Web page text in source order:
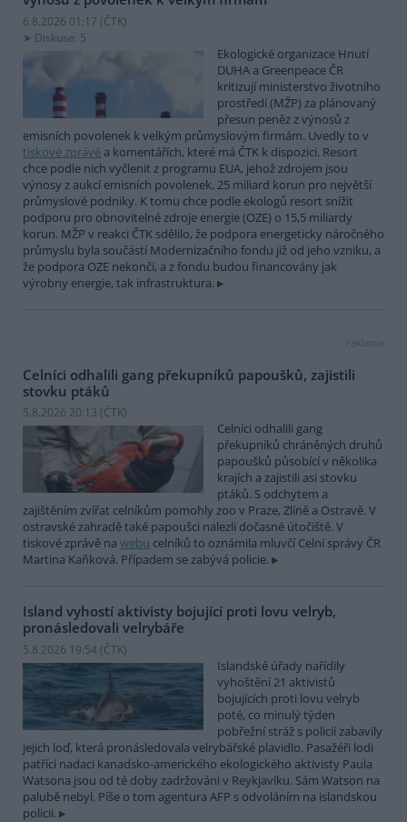
6.8.2026 01:17 (ČTK)
Diskuse: 5
Ekologické organizace Hnutí
DUHA a Greenpeace ČR
kritizují ministerstvo životního
prostředí (MŽP) za plánovaný
přesun peněz z výnosů z
emisních povolenek k velkým průmyslovým firmám. Uvedly to v
tiskové zprávě a komentářích, které má ČTK k dispozici. Resort
chce podle nich vyčlenit z programu EUA, jehož zdrojem jsou
výnosy z aukcí emisních povolenek, 25 miliard korun pro největší
průmyslové podniky. K tomu chce podle ekologů resort snížit
podporu pro obnovitelné zdroje energie (OZE) o 15,5 miliardy
korun. MŽP v reakci ČTK sdělilo, že podpora energeticky náročného
průmyslu byla součástí Modernizačního fondu již od jeho vzniku, a
že podpora OZE nekončí, a z fondu budou financovány jak
výrobny energie, tak infrastruktura.
reklama
Celníci odhalili gang překupníků papoušků, zajistili
stovku ptáků
5.8.2026 20:13 (ČTK)
Celníci odhalili gang
překupníků chráněných druhů
papoušků působící v několika
krajích a zajistili asi stovku
ptáků. S odchytem a
zajištěním zvířat celníkům pomohly zoo v Praze, Zlíně a Ostravě. V
ostravské zahradě také papoušci nalezli dočasné útočiště. V
tiskové zprávě na webu celníků to oznámila mluvčí Celní správy ČR
Martina Kaňková. Případem se zabývá policie.
Island vyhostí aktivisty bojující proti lovu velryb,
pronásledovali velrybáře
5.8.2026 19:54 (ČTK)
Islandské úřady nařídily
vyhoštění 21 aktivistů
bojujících proti lovu velryb
poté, co minulý týden
pobřežní stráž s policií zabavily
jejich loď, která pronásledovala velrybářské plavidlo. Pasažéři lodi
patřící nadaci kanadsko-amerického ekologického aktivisty Paula
Watsona jsou od té doby zadržováni v Reykjavíku. Sám Watson na
palubě nebyl. Píše o tom agentura AFP s odvoláním na islandskou
policii.